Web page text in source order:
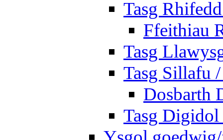
Tasg
Ffeithiau
Tasg
Tasg Sillafu
Dosbarth
Tasg